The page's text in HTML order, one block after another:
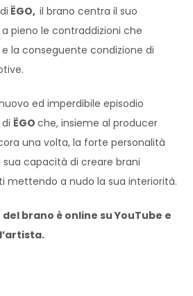
ËGO,il brano centra il suo
pieno le contraddizioni che
la conseguente condizione di
ed imperdibile episodio
ËGOche, insieme al producer
una volta, la forte personalità
capacità di creare brani
mettendo a nudo la sua interiorità.
brano è online su YouTube e